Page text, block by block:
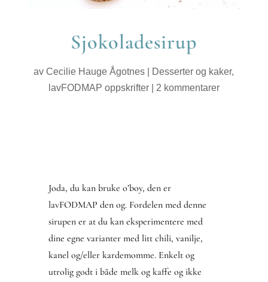
Sjokoladesirup
avCecilie Hauge Ågotnes Desserter og kaker,
lavFODMAP oppskrifter| 2 kommentarer
Joda, du kan bruke o’boy, den er
lavFODMAP den og. Fordelen med denne
sirupen er at du kan eksperimentere med
dine egne varianter med litt chili, vanilje,
kanel og/eller kardemomme. Enkelt og
utrolig godt i både melk og kaffe og ikke